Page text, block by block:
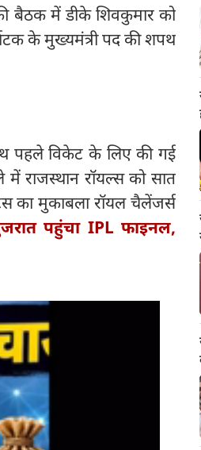
बैठक में डीके शिवकुमार को
के मुख्यमंत्री पद की शपथ
पहले विकेट के लिए की गई
राजस्थान रॉयल्स को सात
का मुकाबला रॉयल चैलेंजर्स
पहुंचा IPL फाइनल,